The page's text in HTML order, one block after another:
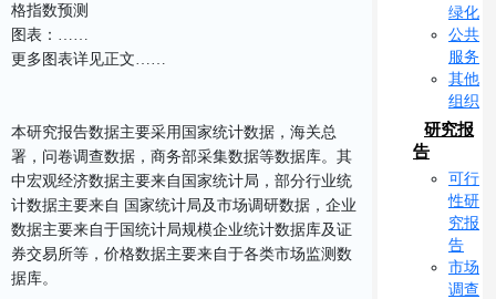
格指数预测
图表：……
更多图表详见正文……
本研究报告数据主要采用国家统计数据，海关总
署，问卷调查数据，商务部采集数据等数据库。其
中宏观经济数据主要来自国家统计局，部分行业统
计数据主要来自 国家统计局及市场调研数据，企业
数据主要来自于国统计局规模企业统计数据库及证
券交易所等，价格数据主要来自于各类市场监测数
据库。
绿化
公共
服务
其他
组织
研究报
告
可行
性研
究报
告
市场
调查